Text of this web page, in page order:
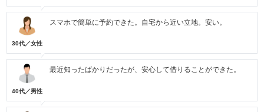
30代／女性
スマホで簡単に予約できた。自宅から近い立地。安い。
40代／男性
最近知ったばかりだったが、安心して借りることができた。